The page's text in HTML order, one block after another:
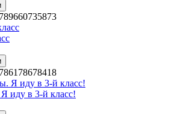
иду в 3-й класс!